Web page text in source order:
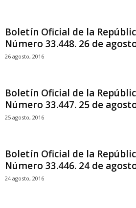
Boletín Oficial de la
Número 33.448. 26 de
26 agosto, 2016
Boletín Oficial de la
Número 33.447. 25 de
25 agosto, 2016
Boletín Oficial de la
Número 33.446. 24 de
24 agosto, 2016